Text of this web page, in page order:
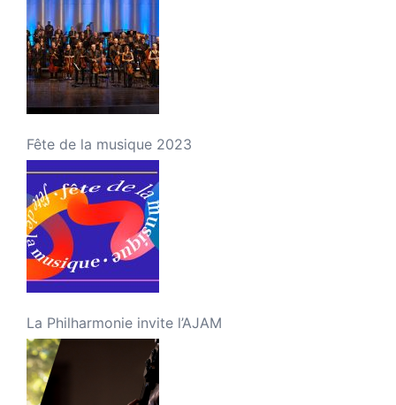
Fête de la musique 2023
La Philharmonie invite l’AJAM